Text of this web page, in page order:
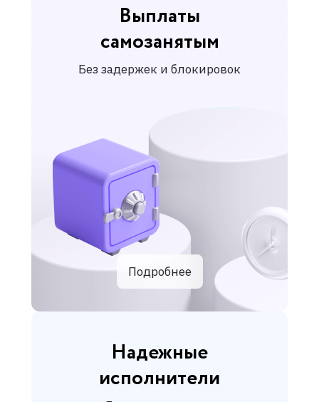
Выплаты
самозанятым
Без задержек и блокировок
Подробнее
Надежные
исполнители